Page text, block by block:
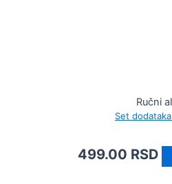
Ručni
Set
499.00 RSD